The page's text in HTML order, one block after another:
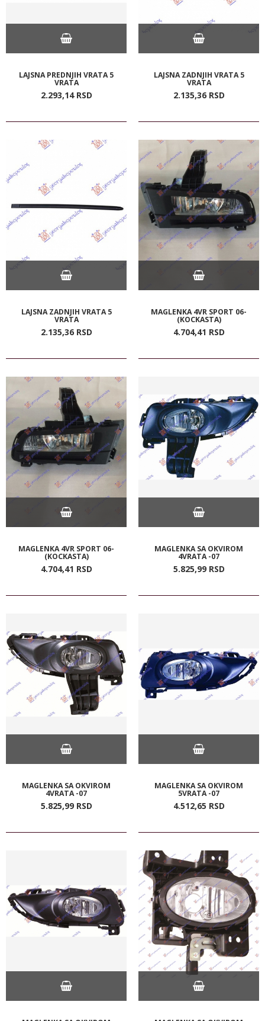
LAJSNA PREDNJIH VRATA 5
VRATA
2.293,14 RSD
LAJSNA ZADNJIH VRATA 5
VRATA
2.135,36 RSD
LAJSNA ZADNJIH VRATA 5
VRATA
2.135,36 RSD
MAGLENKA 4VR SPORT 06-
(KOCKASTA)
4.704,41 RSD
MAGLENKA 4VR SPORT 06-
(KOCKASTA)
4.704,41 RSD
MAGLENKA SA OKVIROM
4VRATA -07
5.825,99 RSD
MAGLENKA SA OKVIROM
4VRATA -07
5.825,99 RSD
MAGLENKA SA OKVIROM
5VRATA -07
4.512,65 RSD